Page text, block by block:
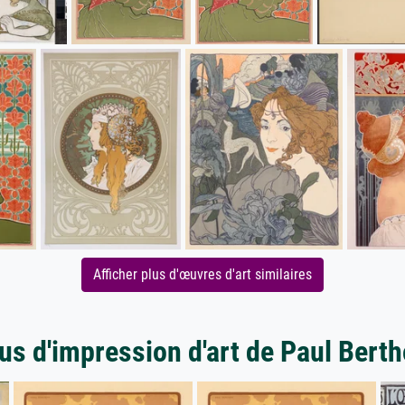
Afficher plus d'œuvres d'art similaires
d'impression d'art de Paul